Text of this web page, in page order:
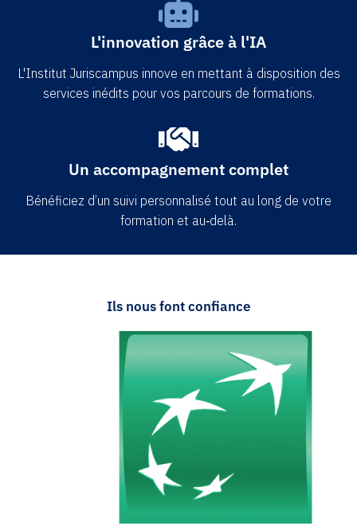
L'innovation grâce à l'IA
L'Institut Juriscampus innove en mettant à disposition des
services inédits pour vos parcours de formations.
Un accompagnement complet
Bénéficiez d’un suivi personnalisé tout au long de votre
formation et au‑delà.
Ils nous font confiance